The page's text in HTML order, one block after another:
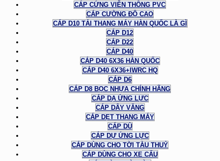
CÁP CỨNG VIỄN THÔNG PVC
CÁP CƯỜNG ĐỘ CAO
CÁP D10 TẢI THANG MÁY HÀN QUỐC LÀ GÌ
CÁP D12
CÁP D22
CÁP D40
CÁP D40 6X36 HÀN QUỐC
CÁP D40 6X36+IWRC HQ
CÁP D6
CÁP D8 BỌC NHỰA CHÍNH HÃNG
CÁP DẠ ỨNG LỰC
CÁP DÂY VĂNG
CÁP DẸT THANG MÁY
CÁP DÙ
CÁP DỰ ỨNG LỰC
CÁP DÙNG CHO TỜI TÀU THUỶ
CÁP DÙNG CHO XE CẨU